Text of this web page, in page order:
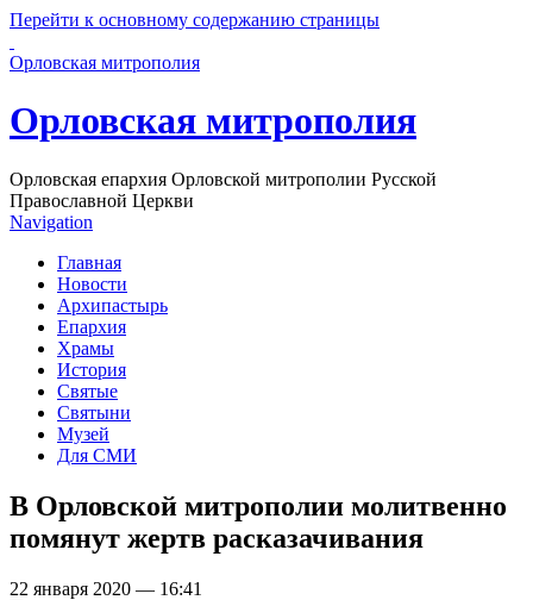
Перейти к основному содержанию страницы
Орловская митрополия
Орловская митрополия
Орловская епархия Орловской митрополии Русской
Православной Церкви
Navigation
Главная
Новости
Архипастырь
Епархия
Храмы
История
Святые
Святыни
Музей
Для СМИ
В Орловской митрополии молитвенно
помянут жертв расказачивания
22 января 2020 — 16:41